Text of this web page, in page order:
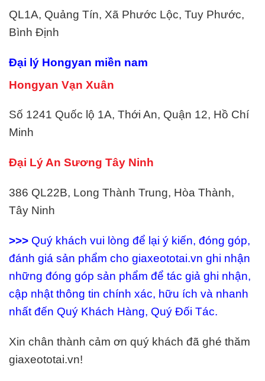
QL1A, Quảng Tín, Xã Phước Lộc, Tuy Phước,
Bình Định
Đại lý Hongyan miền nam
Hongyan Vạn Xuân
Số 1241 Quốc lộ 1A, Thới An, Quận 12, Hồ Chí
Minh
Đại Lý An Sương Tây Ninh
386 QL22B, Long Thành Trung, Hòa Thành,
Tây Ninh
>>> Quý khách vui lòng để lại ý kiến, đóng góp,
đánh giá sản phẩm cho giaxeototai.vn ghi nhận
những đóng góp sản phẩm để tác giả ghi nhận,
cập nhật thông tin chính xác, hữu ích và nhanh
nhất đến Quý Khách Hàng, Quý Đối Tác.
Xin chân thành cảm ơn quý khách đã ghé thăm
giaxeototai.vn!